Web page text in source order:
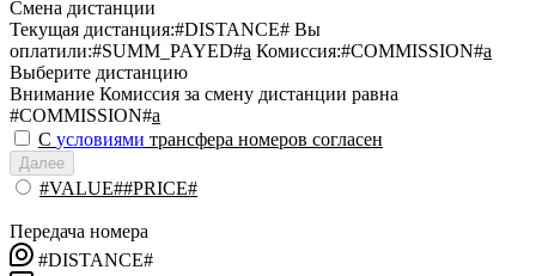
Смена дистанции
Текущая дистанция:#DISTANCE# Вы
оплатили:#SUMM_PAYED#a Комиссия:#COMMISSION#a
Выберите дистанцию
Внимание Комиссия за смену дистанции равна
#COMMISSION#a
С условиями трансфера номеров согласен
Далее
#VALUE##PRICE#
Передача номера
#DISTANCE#